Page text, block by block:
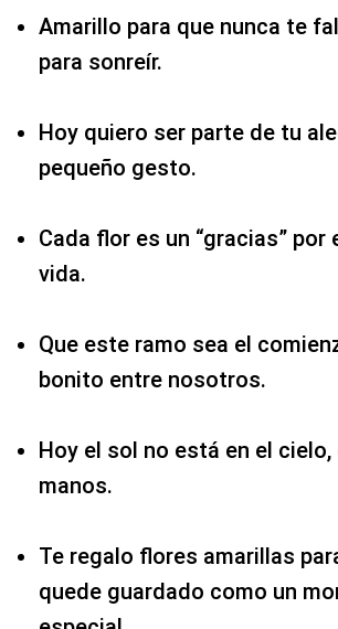
Amarillo para que nunca te
para sonreír.
Hoy quiero ser parte de tu
pequeño gesto.
Cada flor es un “gracias” por
vida.
Que este ramo sea el
bonito entre nosotros.
Hoy el sol no está en el
manos.
Te regalo flores amarillas
quede guardado como un